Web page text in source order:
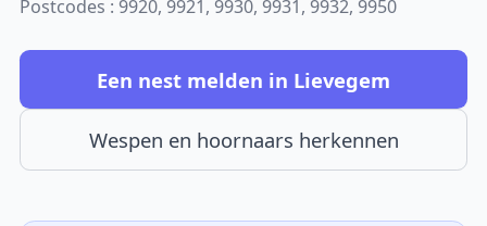
Postcodes : 9920, 9921, 9930, 9931, 9932, 9950
Een nest melden in Lievegem
Wespen en hoornaars herkennen